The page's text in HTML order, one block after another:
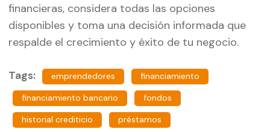
financieras, considera todas las opciones
disponibles y toma una decisión informada que
respalde el crecimiento y éxito de tu negocio.
Tags: emprendedores
financiamiento
financiamiento bancario
fondos
historial crediticio
préstamos